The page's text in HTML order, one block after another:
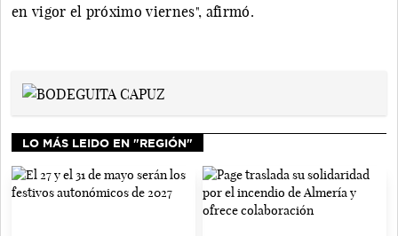
en vigor el próximo viernes", afirmó.
LO MÁS LEIDO EN "REGIÓN"